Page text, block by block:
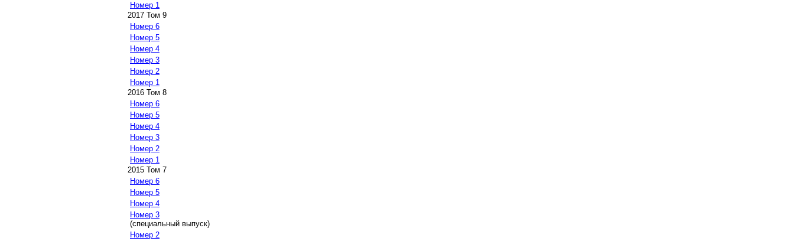
Номер 1
2017 Том 9
Номер 6
Номер 5
Номер 4
Номер 3
Номер 2
Номер 1
2016 Том 8
Номер 6
Номер 5
Номер 4
Номер 3
Номер 2
Номер 1
2015 Том 7
Номер 6
Номер 5
Номер 4
Номер 3
(специальный выпуск)
Номер 2